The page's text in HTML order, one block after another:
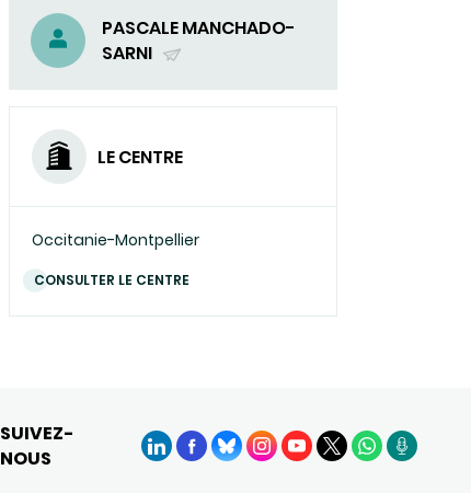
PASCALE MANCHADO-
SARNI
UN
LE CENTRE
Occitanie-Montpellier
CONSULTER LE CENTRE
SUIVEZ-
NOUS
LinkedInFacebook
BlueSkyInstagram
YouTube
X WhatsApp
Podcasts